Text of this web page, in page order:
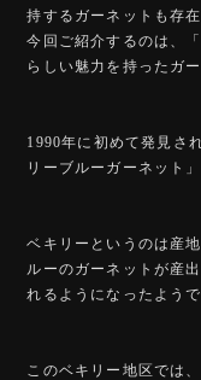
持するガーネットも存在
今回ご紹介するのは、
らしい魅力を持ったガ
1990年に初めて発見さ
リーブルーガーネット」
ベキリーというのは産
ルーのガーネットが産
れるようになったようで
このベキリー地区では